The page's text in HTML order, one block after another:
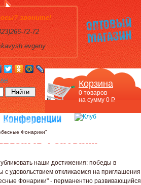
звоните!
72-72
Корзина
0 товаров
на сумму 0 P
Фонарики"
наши достижения: победы в
с удовольствием откликаемся на приглашения
Фонарики" - перманентно развивающийся